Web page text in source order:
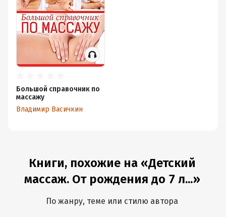
Большой справочник по
массажу
Владимир Васичкин
Книги, похожие на «Детский
массаж. От рождения до 7 л...»
По жанру, теме или стилю автора